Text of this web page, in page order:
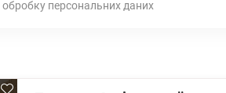
персональних даних